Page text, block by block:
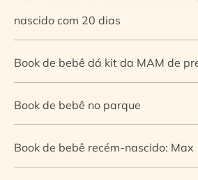
nascido com 20 dias
Book de bebê dá kit da MAM de
Book de bebê no parque
Book de bebê recém-nascido: Max